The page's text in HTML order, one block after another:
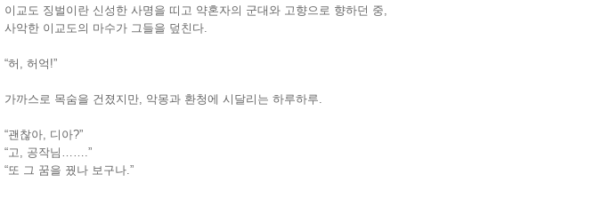
이교도 징벌이란 신성한 사명을 띠고 약혼자의 군대와 고향으로 향하던 중,
사악한 이교도의 마수가 그들을 덮친다.
“허, 허억!”
가까스로 목숨을 건졌지만, 악몽과 환청에 시달리는 하루하루.
“괜찮아, 디아?”
“고, 공작님…….”
“또 그 꿈을 꿨나 보구나.”